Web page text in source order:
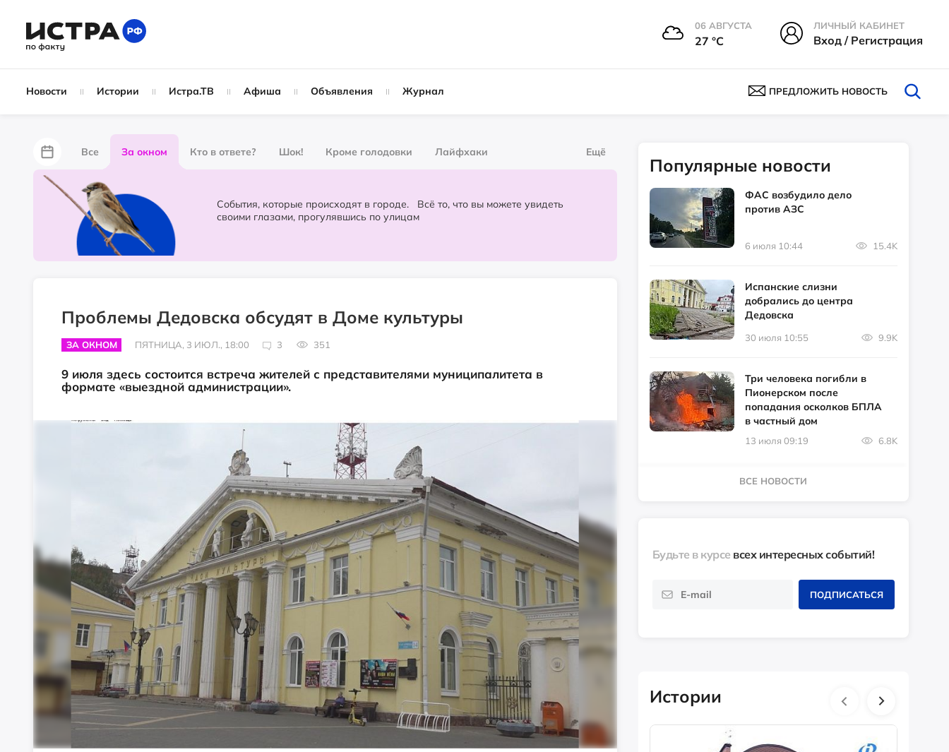
06 АВГУСТА
27 °С
ЛИЧНЫЙ КАБИНЕТ
Вход / Регистрация
Новости Истории Истра.ТВ Афиша Объявления Журнал ПРЕДЛОЖИТЬ НОВОСТЬ
Все За окном Кто в ответе? Шок! Кроме голодовки Лайфхаки
За забором
Партнёрский материал Народные новости Слухи
Ещё
События, которые происходят в городе. Всё то, что вы можете увидеть
своими глазами, прогулявшись по улицам
Проблемы Дедовска обсудят в Доме культуры
ЗА ОКНОМ ПЯТНИЦА, 3 ИЮЛ., 18:00 3 351
9 июля здесь состоится встреча жителей с представителями муниципалитета в
формате «выездной администрации».
Популярные новости
ФАС возбудило дело
против АЗС
6 июля 10:44 15.4K
Испанские слизни
добрались до центра
Дедовска
30 июля 10:55 9.9K
Три человека погибли в
Пионерском после
попадания осколков БПЛА
в частный дом
13 июля 09:19 6.8K
ВСЕ НОВОСТИ
Будьте в курсе всех интересных событий!
ПОДПИСАТЬСЯ
Истории